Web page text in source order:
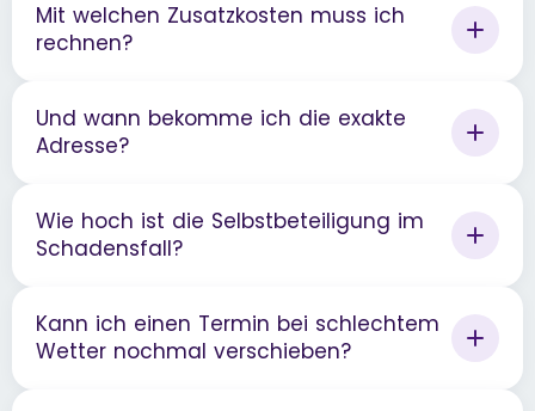
Mit welchen Zusatzkosten muss ich
rechnen?
Und wann bekomme ich die exakte
Adresse?
Wie hoch ist die Selbstbeteiligung im
Schadensfall?
Kann ich einen Termin bei schlechtem
Wetter nochmal verschieben?